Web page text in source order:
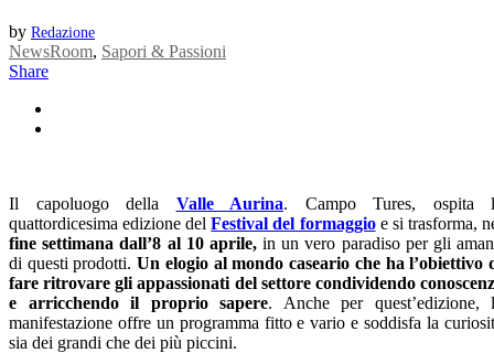
by Redazione
NewsRoom, Sapori & Passioni
Share
Il capoluogo della Valle Aurina. Campo Tures, ospita
quattordicesima edizione delFestival del formaggioe si trasforma,
fine settimana dall’8 al 10 aprile,in un vero paradiso per gli
di questi prodotti.Un elogio al mondo caseario che ha l’obiettivo
fare ritrovare gli appassionati del settore condividendo
e arricchendo il proprio sapere. Anche per quest’edizione,
manifestazione offre un programma fitto e vario e soddisfa la
sia dei grandi che dei più piccini.